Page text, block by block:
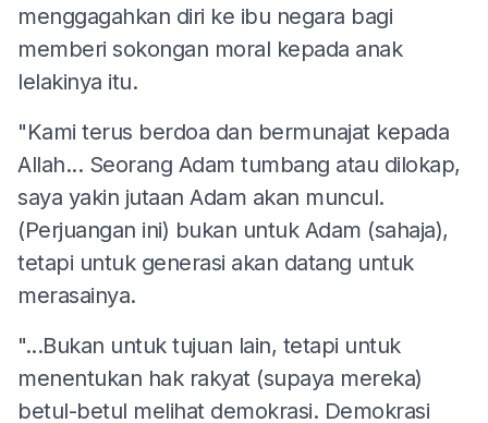
menggagahkan diri ke ibu negara bagi
memberi sokongan moral kepada anak
lelakinya itu.
"Kami terus berdoa dan bermunajat kepada
Allah... Seorang Adam tumbang atau dilokap,
saya yakin jutaan Adam akan muncul.
(Perjuangan ini) bukan untuk Adam (sahaja),
tetapi untuk generasi akan datang untuk
merasainya.
"...Bukan untuk tujuan lain, tetapi untuk
menentukan hak rakyat (supaya mereka)
betul-betul melihat demokrasi. Demokrasi